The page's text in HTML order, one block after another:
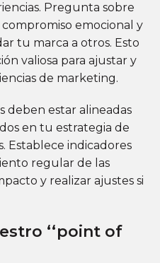
Pregunta sobre
emocional y
tu marca a otros. Esto
valiosa para ajustar y
de marketing.
deben estar alineadas
en tu estrategia de
Establece indicadores
regular de las
y realizar ajustes si
‘‘point of